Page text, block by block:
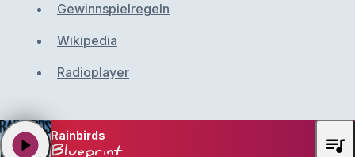
Gewinnspielregeln
Wikipedia
Radioplayer
Rainbirds
Blueprint
play_arrow queue_music